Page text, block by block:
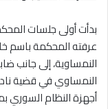
بدأت أولى جلسات
عرفته المحكمة باسم
النمساوية، إلى جانب
النمساوي في قضية
أجهزة النظام السوري